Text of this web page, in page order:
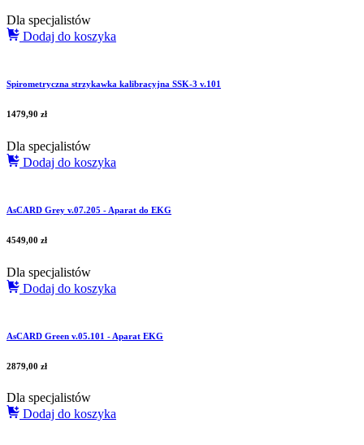
Dla specjalistów
Dodaj do koszyka
Spirometryczna strzykawka kalibracyjna SSK-3 v.101
1479,90 zł
Dla specjalistów
Dodaj do koszyka
AsCARD Grey v.07.205 - Aparat do EKG
4549,00 zł
Dla specjalistów
Dodaj do koszyka
AsCARD Green v.05.101 - Aparat EKG
2879,00 zł
Dla specjalistów
Dodaj do koszyka